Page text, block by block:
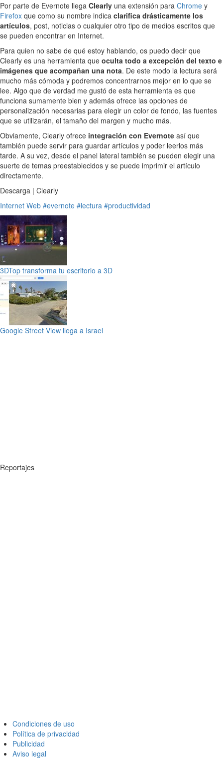
Por parte de Evernote llega Clearly una extensión para Chrome y
Firefox que como su nombre indica clarifica drásticamente los
artículos, post, noticias o cualquier otro tipo de medios escritos que
se pueden encontrar en Internet.
Para quien no sabe de qué estoy hablando, os puedo decir que
Clearly es una herramienta que oculta todo a excepción del texto e
imágenes que acompañan una nota. De este modo la lectura será
mucho más cómoda y podremos concentrarnos mejor en lo que se
lee. Algo que de verdad me gustó de esta herramienta es que
funciona sumamente bien y además ofrece las opciones de
personalización necesarias para elegir un color de fondo, las fuentes
que se utilizarán, el tamaño del margen y mucho más.
Obviamente, Clearly ofrece integración con Evernote así que
también puede servir para guardar artículos y poder leerlos más
tarde. A su vez, desde el panel lateral también se pueden elegir una
suerte de temas preestablecidos y se puede imprimir el artículo
directamente.
Descarga | Clearly
Internet Web #evernote #lectura #productividad
3DTop transforma tu escritorio a 3D
Google Street View llega a Israel
Reportajes
Condiciones de uso
Política de privacidad
Publicidad
Aviso legal